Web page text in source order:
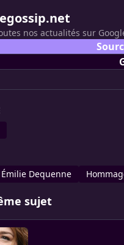
nos actualités sur
Émilie Dequenne
sujet